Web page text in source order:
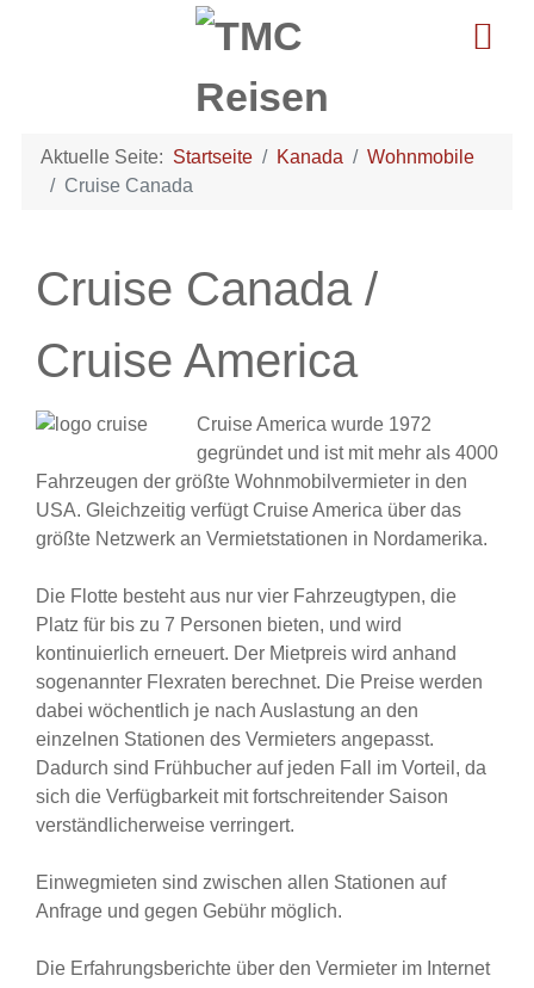
Aktuelle Seite: Startseite Kanada
Wohnmobile
Cruise Canada
Cruise Canada /
Cruise America
Cruise America wurde 1972
gegründet und ist mit mehr als 4000
Fahrzeugen der größte Wohnmobilvermieter in den
USA. Gleichzeitig verfügt Cruise America über das
größte Netzwerk an Vermietstationen in Nordamerika.
Die Flotte besteht aus nur vier Fahrzeugtypen, die
Platz für bis zu 7 Personen bieten, und wird
kontinuierlich erneuert. Der Mietpreis wird anhand
sogenannter Flexraten berechnet. Die Preise werden
dabei wöchentlich je nach Auslastung an den
einzelnen Stationen des Vermieters angepasst.
Dadurch sind Frühbucher auf jeden Fall im Vorteil, da
sich die Verfügbarkeit mit fortschreitender Saison
verständlicherweise verringert.
Einwegmieten sind zwischen allen Stationen auf
Anfrage und gegen Gebühr möglich.
Die Erfahrungsberichte über den Vermieter im Internet